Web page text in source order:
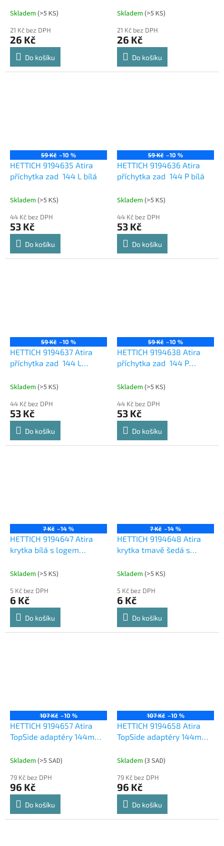
Skladem (>5 KS)
21 Kč bez DPH
26 Kč
Do košíku
Skladem (>5 KS)
21 Kč bez DPH
26 Kč
Do košíku
59 Kč –10 %
HETTICH 9194635 Atira
příchytka zad 144 L bílá
Skladem (>5 KS)
44 Kč bez DPH
53 Kč
Do košíku
59 Kč –10 %
HETTICH 9194636 Atira
příchytka zad 144 P bílá
Skladem (>5 KS)
44 Kč bez DPH
53 Kč
Do košíku
59 Kč –10 %
HETTICH 9194637 Atira
příchytka zad 144 L
Skladem (>5 KS)
44 Kč bez DPH
53 Kč
Do košíku
59 Kč –10 %
HETTICH 9194638 Atira
příchytka zad 144 P
Skladem (>5 KS)
44 Kč bez DPH
53 Kč
Do košíku
7 Kč –14 %
HETTICH 9194647 Atira
krytka bílá s logem
Skladem (>5 KS)
5 Kč bez DPH
6 Kč
Do košíku
7 Kč –14 %
HETTICH 9194648 Atira
krytka tmavě šedá s
Skladem (>5 KS)
5 Kč bez DPH
6 Kč
Do košíku
107 Kč –10 %
HETTICH 9194657 Atira
TopSide adaptéry 144mm
Skladem (>5 SAD)
79 Kč bez DPH
96 Kč
Do košíku
107 Kč –10 %
HETTICH 9194658 Atira
TopSide adaptéry 144mm
Skladem (3 SAD)
79 Kč bez DPH
96 Kč
Do košíku